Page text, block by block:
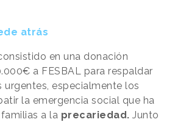
atrás
en una donación
a FESBAL para respaldar
especialmente los
la emergencia social que ha
a la precariedad. Junto